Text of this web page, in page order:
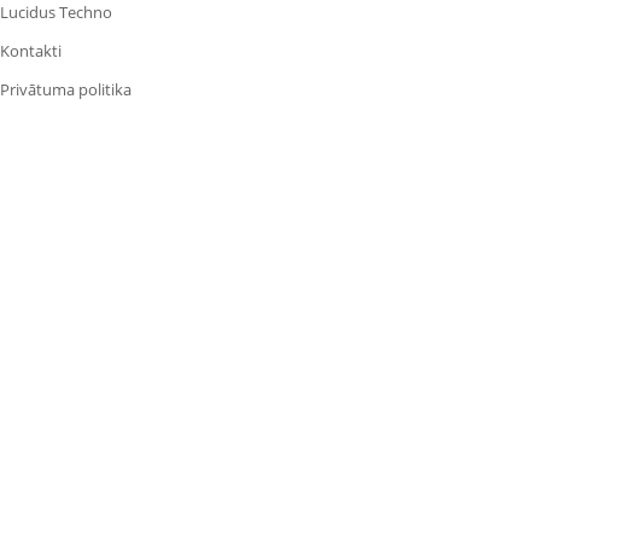
Lucidus Techno
Kontakti
Privātuma politika